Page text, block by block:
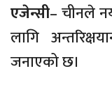
एजेन्सी– चीनले
लागि
जनाएको छ।